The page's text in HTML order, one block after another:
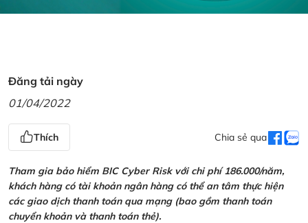
Đăng tải ngày
01/04/2022
Thích Chia sẻ qua
Tham gia bảo hiểm BIC Cyber Risk với chi phí 186.000/năm,
khách hàng có tài khoản ngân hàng có thể an tâm thực hiện
các giao dịch thanh toán qua mạng (bao gồm thanh toán
chuyển khoản và thanh toán thẻ).